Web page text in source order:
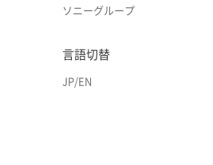
ソニーグループ
言語切替
JP/EN